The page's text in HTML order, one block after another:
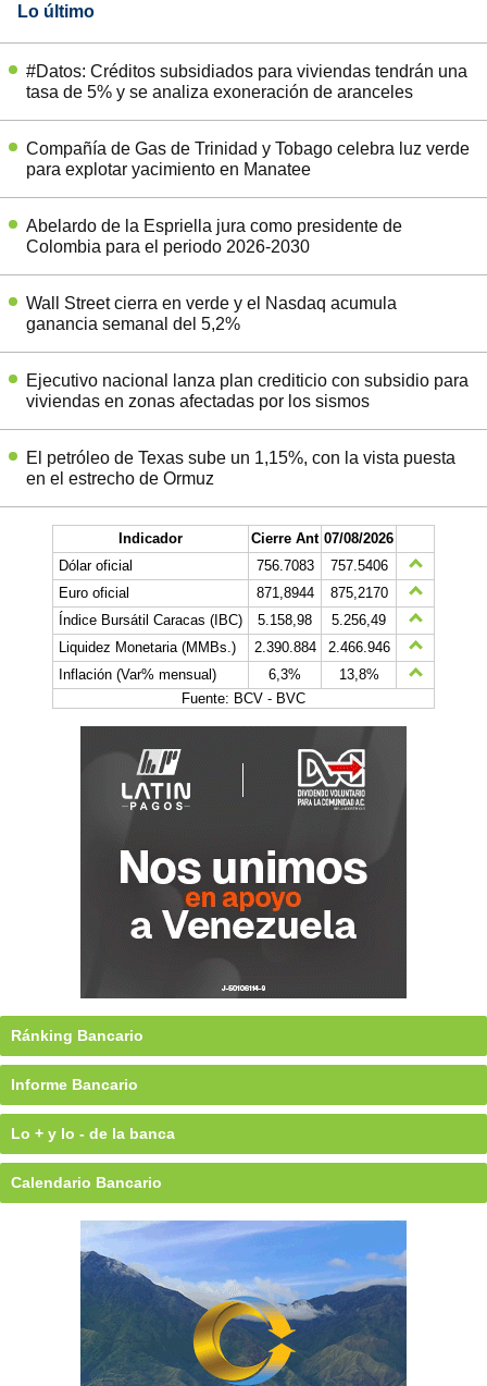
Lo último
#Datos: Créditos subsidiados para viviendas tendrán una
tasa de 5% y se analiza exoneración de aranceles
Compañía de Gas de Trinidad y Tobago celebra luz verde
para explotar yacimiento en Manatee
Abelardo de la Espriella jura como presidente de
Colombia para el periodo 2026-2030
Wall Street cierra en verde y el Nasdaq acumula
ganancia semanal del 5,2%
Ejecutivo nacional lanza plan crediticio con subsidio para
viviendas en zonas afectadas por los sismos
El petróleo de Texas sube un 1,15%, con la vista puesta
en el estrecho de Ormuz
Indicador Cierre Ant 07/08/2026
Dólar oficial
756.7083
757.5406
Euro oficial
871,8944
875,2170
Índice Bursátil Caracas (IBC)
5.158,98
5.256,49
Liquidez Monetaria (MMBs.)
2.390.884
2.466.946
Inflación (Var% mensual)
6,3%
13,8%
Fuente: BCV - BVC
Ránking Bancario
Informe Bancario
Lo + y lo - de la banca
Calendario Bancario